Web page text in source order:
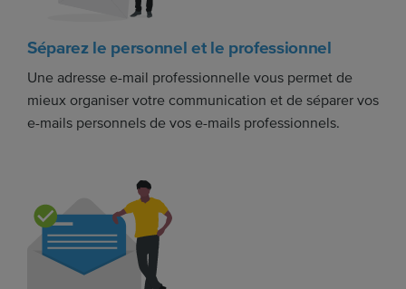
Séparez le personnel et le professionnel
Une adresse e-mail professionnelle vous permet de
mieux organiser votre communication et de séparer vos
e-mails personnels de vos e-mails professionnels.